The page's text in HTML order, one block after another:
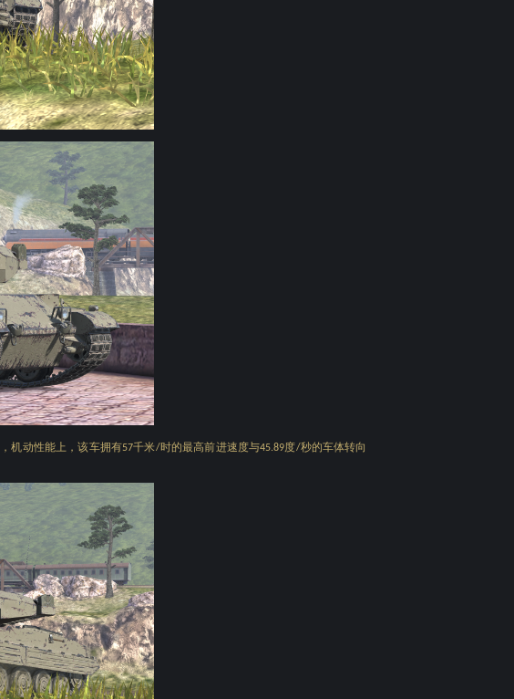
，机动性能上，该车拥有57千米/时的最高前进速度与45.89度/秒的车体转向